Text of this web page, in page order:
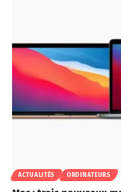
ACTUALITÉS ORDINATEURS